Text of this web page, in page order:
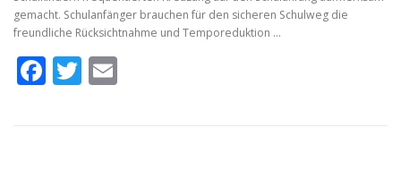
gemacht. Schulanfänger brauchen für den sicheren Schulweg die
freundliche Rücksichtnahme und Temporeduktion …
Facebook
Twitter